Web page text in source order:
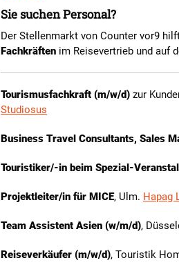
Sie suchen Personal?
Der Stellenmarkt von Counter vor9
Fachkräften im Reisevertrieb und auf
Tourismusfachkraft (m/w/d) zur
Studiosus
Business Travel Consultants, Sales
Touristiker/-in beim Spezial-
Projektleiter/in für MICE, Ulm. Hapag
Team Assistent Asien (w/m/d),
Reiseverkäufer (m/w/d), Touristik